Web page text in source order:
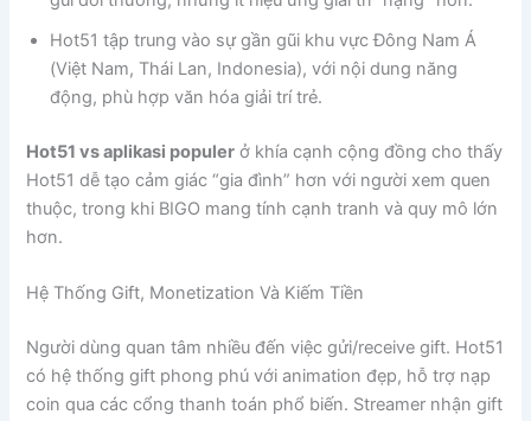
Hot51 tập trung vào sự gần gũi khu vực Đông Nam Á
(Việt Nam, Thái Lan, Indonesia), với nội dung năng
động, phù hợp văn hóa giải trí trẻ.
Hot51 vs aplikasi populer ở khía cạnh cộng đồng cho thấy
Hot51 dễ tạo cảm giác “gia đình” hơn với người xem quen
thuộc, trong khi BIGO mang tính cạnh tranh và quy mô lớn
hơn.
Hệ Thống Gift, Monetization Và Kiếm Tiền
Người dùng quan tâm nhiều đến việc gửi/receive gift. Hot51
có hệ thống gift phong phú với animation đẹp, hỗ trợ nạp
coin qua các cổng thanh toán phổ biến. Streamer nhận gift